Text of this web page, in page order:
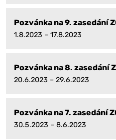
Pozvánka na 9. zasedání
1.8.2023 – 17.8.2023
Pozvánka na 8. zasedání
20.6.2023 – 29.6.2023
Pozvánka na 7. zasedání
30.5.2023 – 8.6.2023